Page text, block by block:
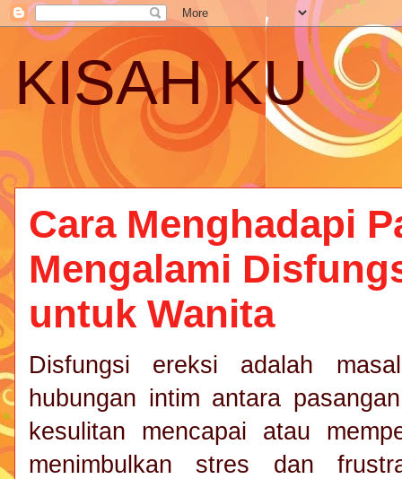
KISAH KU
Cara Menghadapi
Mengalami
untuk Wanita
Disfungsi ereksi adalah
hubungan intim antara
kesulitan mencapai atau
menimbulkan stres dan